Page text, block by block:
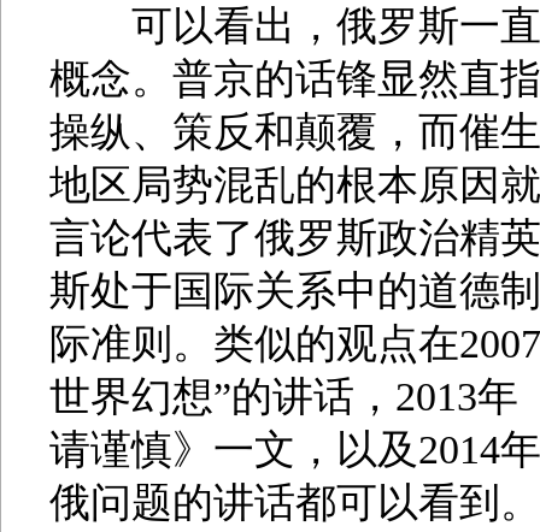
可以看出，俄罗斯一直
概念。普京的话锋显然直
操纵、策反和颠覆，而催
地区局势混乱的根本原因
言论代表了俄罗斯政治精
斯处于国际关系中的道德
际准则。类似的观点在
世界幻想”的讲话，2013
请谨慎》一文，以及2014
俄问题的讲话都可以看到。